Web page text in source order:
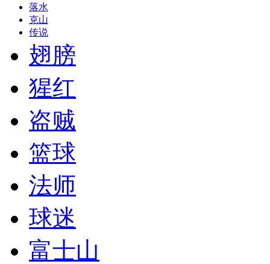
落水
克山
传说
翅膀
猩红
盗贼
篮球
法师
球迷
富士山